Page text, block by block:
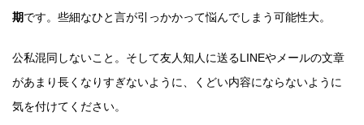
期です。些細なひと言が引っかかって悩んでしまう可能性大。
公私混同しないこと。そして友人知人に送るLINEやメールの文章
があまり長くなりすぎないように、くどい内容にならないように
気を付けてください。